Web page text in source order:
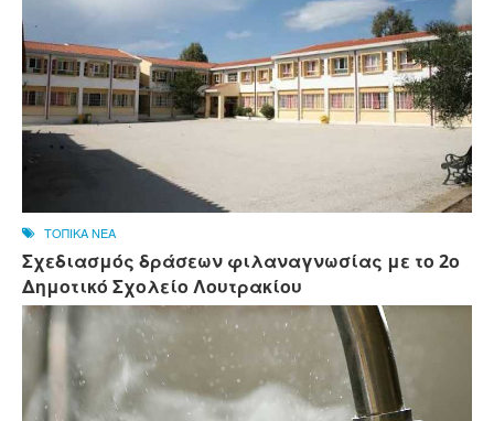
ΤΟΠΙΚΑ ΝΕΑ
Σχεδιασμός δράσεων φιλαναγνωσίας με το 2ο
Δημοτικό Σχολείο Λουτρακίου